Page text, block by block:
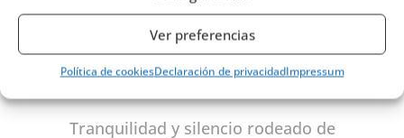
Ver preferencias
Política de cookiesDeclaración de privacidadImpressum
RONDANE
Tranquilidad y silencio rodeado de